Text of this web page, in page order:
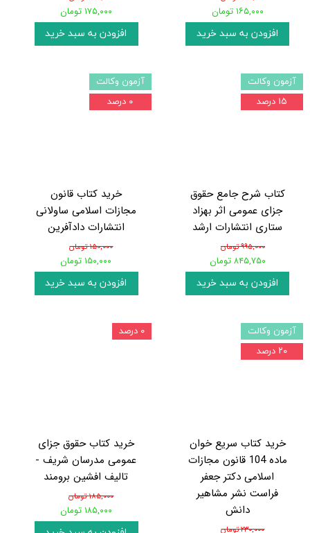
۱۶۵,۰۰۰ تومان
افزودن به سبد خرید
۱۷۵,۰۰۰ تومان
افزودن به سبد خرید
کتاب شرح جامع حقوق
جزای عمومی اثر بهزاد
ستاری انتشارات ارشد
۹۹۵,۰۰۰ تومان
۸۴۵,۷۵۰ تومان
افزودن به سبد خرید
آزمون وکالت
۱۵ درصد
خرید کتاب قانون
مجازات اسلامی ساولانی
انتشارات دادآفرین
۱۵۰,۰۰۰ تومان
۱۵۰,۰۰۰ تومان
افزودن به سبد خرید
آزمون وکالت
۰ درصد
خرید کتاب سریع خوان
ماده 104 قانون مجازات
اسلامی دکتر جعفر
فراست نشر مشاهیر
دانش
۲۳۰,۰۰۰ تومان
آزمون وکالت
۲۰ درصد
خرید کتاب حقوق جزای
عمومی مدرسان شریف -
تالیف افشین برومند
۱۸۵,۰۰۰ تومان
۱۸۵,۰۰۰ تومان
۰ درصد